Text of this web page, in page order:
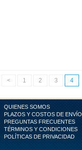
< 1 2 3 4
QUIENES SOMOS
PLAZOS Y COSTOS DE ENVÍO
PREGUNTAS FRECUENTES
TÉRMINOS Y CONDICIONES
POLÍTICAS DE PRIVACIDAD